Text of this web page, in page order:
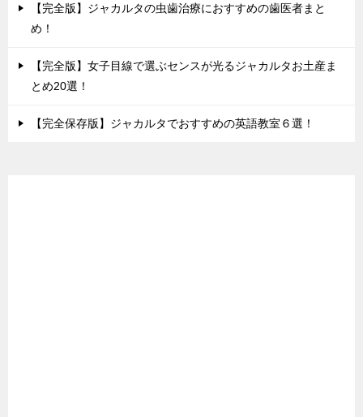
【完全版】ジャカルタの虫歯治療におすすめの歯医者まと
め！
【完全版】女子目線で選ぶセンスが光るジャカルタお土産ま
とめ20選！
【完全保存版】ジャカルタでおすすめの英語教室６選！